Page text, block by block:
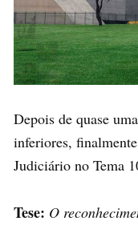
Depois de quase
inferiores,
Judiciário no Tema
Tese: O